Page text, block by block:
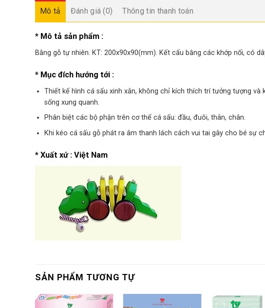
Mô tả Đánh giá (0) Thông tin thanh toán
* Mô tả sản phẩm :
Bằng gỗ tự nhiên. KT: 200x90x90(mm). Kết cấu bằng các khớp nối, có
* Mục đích hướng tới :
Thiết kế hình cá sấu xinh xắn, không chỉ kích thích trí tưởng tượng
sống xung quanh.
Phân biệt các bộ phận trên cơ thể cá sấu: đầu, đuôi, thân, chân.
Khi kéo cá sấu gỗ phát ra âm thanh lách cách vui tai gây cho bé sự
* Xuất xứ : Việt Nam
SẢN PHẨM TƯƠNG TỰ